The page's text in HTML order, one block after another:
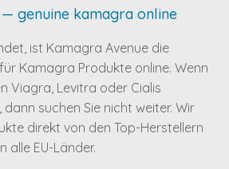
genuine kamagra online
ist Kamagra Avenue die
Kamagra Produkte online. Wenn
Viagra, Levitra oder Cialis
suchen Sie nicht weiter. Wir
direkt von den Top-Herstellern
alle EU-Länder.